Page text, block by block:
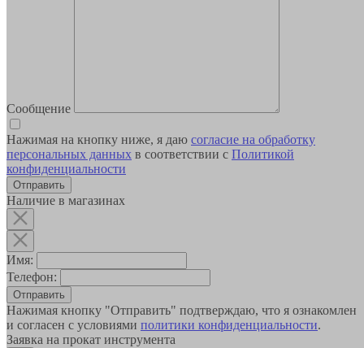
Сообщение
Нажимая на кнопку ниже, я даю согласие на обработку
персональных данных в соответствии с Политикой
конфиденциальности
Наличие в магазинах
Имя:
Телефон:
Отправить
Нажимая кнопку "Отправить" подтверждаю, что я ознакомлен
и согласен с условиями политики конфиденциальности.
Заявка на прокат инструмента